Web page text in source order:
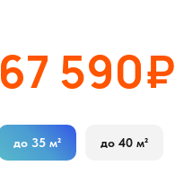
до 35 м² до 40 м²
67 590₽